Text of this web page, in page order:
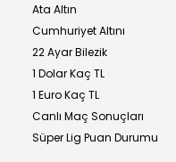
Ata Altın
Cumhuriyet Altını
22 Ayar Bilezik
1 Dolar Kaç TL
1 Euro Kaç TL
Canlı Maç Sonuçları
Süper Lig Puan Durumu